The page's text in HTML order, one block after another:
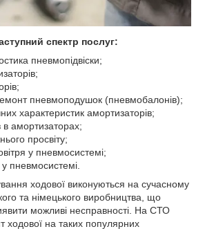
спектр послуг:
пневмопідвіски;
пневмоподушок (пневмобалонів);
характеристик амортизаторів;
в амортизаторах;
просвіту;
у пневмосистемі;
пневмосистемі.
ходової виконуються на сучасному
та німецького виробництва, що
можливі несправності. На СТО
ходової на таких популярних